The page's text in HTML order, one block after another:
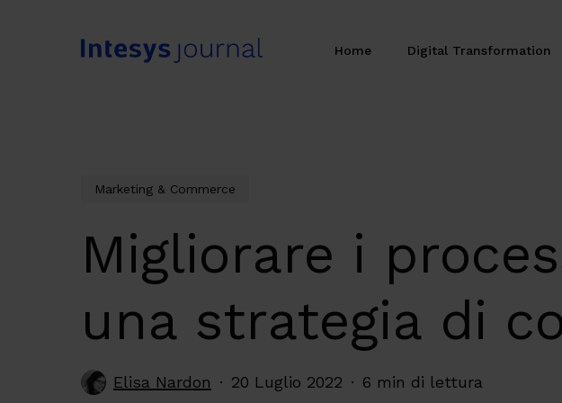
Home Digital Transformation
Marketing & Commerce
Migliorare i
una strategia di
Elisa Nardon 20 Luglio 2022 6 min di lettura